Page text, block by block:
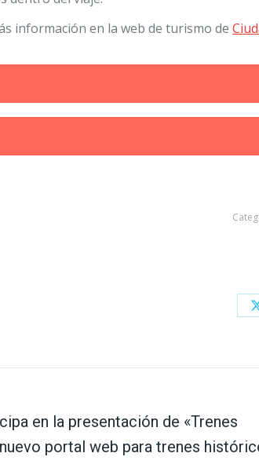
información en la web de turismo de
en la presentación de «Trenes
portal web para trenes